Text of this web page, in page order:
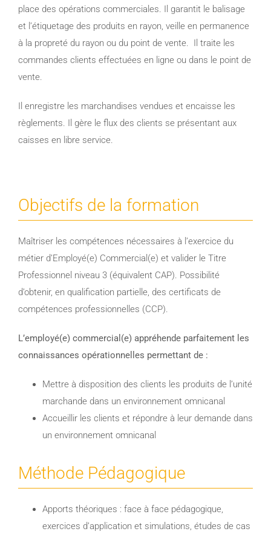
place des opérations commerciales. Il garantit le balisage
et l’étiquetage des produits en rayon, veille en permanence
à la propreté du rayon ou du point de vente. Il traite les
commandes clients effectuées en ligne ou dans le point de
vente.
Il enregistre les marchandises vendues et encaisse les
règlements. Il gère le flux des clients se présentant aux
caisses en libre service.
Objectifs de la formation
Maîtriser les compétences nécessaires à l’exercice du
métier d’Employé(e) Commercial(e) et valider le Titre
Professionnel niveau 3 (équivalent CAP). Possibilité
d’obtenir, en qualification partielle, des certificats de
compétences professionnelles (CCP).
L’employé(e) commercial(e) appréhende parfaitement les
connaissances opérationnelles permettant de :
Mettre à disposition des clients les produits de l’unité
marchande dans un environnement omnicanal
Accueillir les clients et répondre à leur demande dans
un environnement omnicanal
Méthode Pédagogique
Apports théoriques : face à face pédagogique,
exercices d’application et simulations, études de cas